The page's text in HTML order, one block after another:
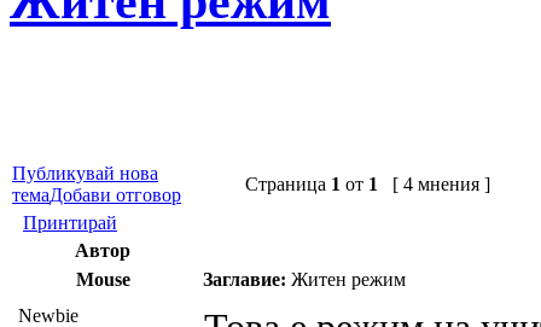
Публикувай нова
темаДобави отговор
Страница 1 от 1
[ 4 мнения ]
Принтирай
Автор
Mouse
Заглавие: Житен режим
Newbie